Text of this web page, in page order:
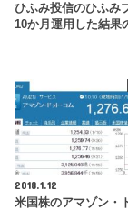
ひふみ投信のひふみ
10か月運用した結果
2018.1.12
米国株のアマゾン・